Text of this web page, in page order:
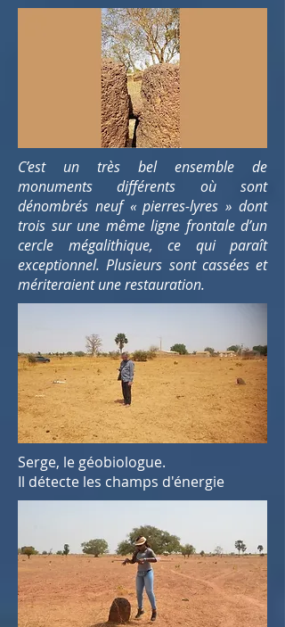
C’est un très bel ensemble de
monuments différents où sont
dénombrés neuf « pierres-lyres » dont
trois sur une même ligne frontale d’un
cercle mégalithique, ce qui paraît
exceptionnel. Plusieurs sont cassées et
mériteraient une restauration.
Serge, le géobiologue.
Il détecte les champs d'énergie